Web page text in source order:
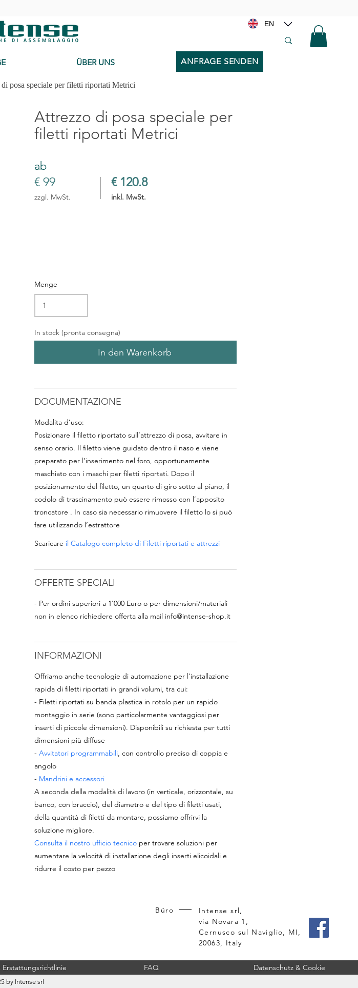
EN
ÜBER UNS ANFRAGE SENDEN
posa speciale per filetti riportati Metrici
Attrezzo di posa speciale per
filetti riportati Metrici
ab
€ 99 € 120.8
zzgl. MwSt. inkl. MwSt.
Menge
In stock (pronta consegna)
In den Warenkorb
DOCUMENTAZIONE
Modalita d’uso:
Posizionare il filetto riportato sull’attrezzo di posa, avvitare in
senso orario. Il filetto viene guidato dentro il naso e viene
preparato per l’inserimento nel foro, opportunamente
maschiato con i maschi per filetti riportati. Dopo il
posizionamento del filetto, un quarto di giro sotto al piano, il
codolo di trascinamento può essere rimosso con l’apposito
troncatore . In caso sia necessario rimuovere il filetto lo si può
fare utilizzando l’estrattore
Scaricare il Catalogo completo di Filetti riportati e attrezzi
OFFERTE SPECIALI
- Per ordini superiori a 1'000 Euro o per dimensioni/materiali
non in elenco richiedere offerta alla mail info@intense-shop.it
INFORMAZIONI
Offriamo anche tecnologie di automazione per l'installazione
rapida di filetti riportati in grandi volumi, tra cui:
- Filetti riportati su banda plastica in rotolo per un rapido
montaggio in serie (sono particolarmente vantaggiosi per
inserti di piccole dimensioni). Disponibili su richiesta per tutti
dimensioni più diffuse
-Avvitatori programmabili, con controllo preciso di coppia e
angolo
- Mandrini e accessori
A seconda della modalità di lavoro (in verticale, orizzontale, su
banco, con braccio), del diametro e del tipo di filetti usati,
della quantità di filetti da montare, possiamo offrirvi la
soluzione migliore.
Consulta il nostro ufficio tecnico per trovare soluzioni per
aumentare la velocità di installazione degli inserti elicoidali e
ridurre il costo per pezzo
Büro
Intense srl,
via Novara 1,
Cernusco sul Naviglio, MI,
20063, Italy
Erstattungsrichtlinie FAQ Datenschutz & Cookie
by Intense srl